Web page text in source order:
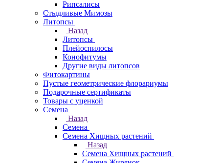
Рипсалисы
Стыдливые Мимозы
Литопсы
Назад
Литопсы
Плейоспилосы
Конофитумы
Другие виды литопсов
Фитокартины
Пустые геометрические флорариумы
Подарочные сертификаты
Товары с уценкой
Семена
Назад
Семена
Семена Хищных растений
Назад
Семена Хищных растений